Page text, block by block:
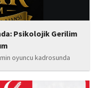
Psikolojik Gerilim
oyuncu kadrosunda
Gökay Alpaslan Şahin,
Celal Acar ve çocuk